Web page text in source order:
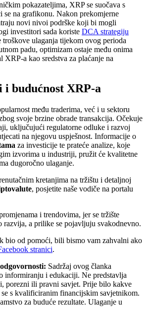
pokazateljima, XRP se suočava s
se na grafikonu. Nakon prekomjerne
novi nivoi podrške koji bi mogli
investitori sada koriste DCA strategiju
ulaganja tijekom ovog perioda
padu, optimizam ostaje među onima
a kao sredstva za plaćanje na
budućnost XRP-a
među traderima, već i u sektoru
svoje brzine obrade transakcija. Očekuje
uključujući regulatorne odluke i razvoj
na njegovu uspješnost. Informacije o
za investicije te prateće analize, koje
izvorima u industriji, pružit će kvalitetne
dugoročno ulaganje.
kretanjima na tržištu i detaljnoj
, posjetite naše vodiče na portalu
i trendovima, jer se tržište
razvija, a prilike se pojavljuju svakodnevno.
bio od pomoći, bili bismo vam zahvalni ako
stranici.
Sadržaj ovog članka
informiranju i edukaciji. Ne predstavlja
porezni ili pravni savjet. Prije bilo kakve
s kvalificiranim financijskim savjetnikom.
za buduće rezultate. Ulaganje u